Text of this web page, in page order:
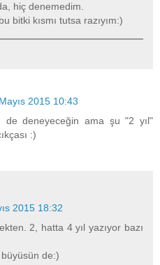
hiç denemedim.
bitki kısmı tutsa razıyım:)
2015 10:43
de deneyeceğin ama şu "2 yıl"
:)
2015 18:32
2, hatta 4 yıl yazıyor bazı
büyüsün de:)